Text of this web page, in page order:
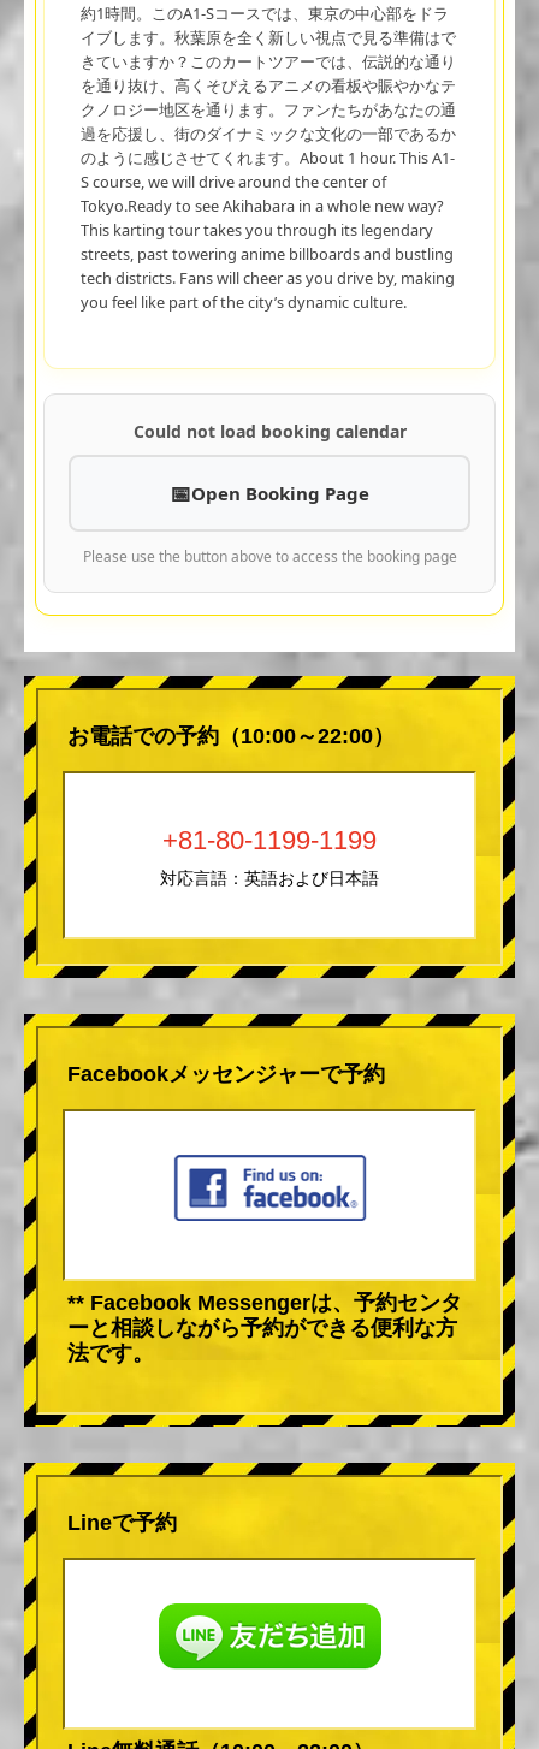
約1時間。このA1-Sコースでは、東京の中心部をドラ
イブします。秋葉原を全く新しい視点で見る準備はで
きていますか？このカートツアーでは、伝説的な通り
を通り抜け、高くそびえるアニメの看板や賑やかなテ
クノロジー地区を通ります。ファンたちがあなたの通
過を応援し、街のダイナミックな文化の一部であるか
のように感じさせてくれます。About 1 hour. This A1-
S course, we will drive around the center of
Tokyo.Ready to see Akihabara in a whole new way?
This karting tour takes you through its legendary
streets, past towering anime billboards and bustling
tech districts. Fans will cheer as you drive by, making
you feel like part of the city’s dynamic culture.
Could not load booking calendar
Open Booking Page
Please use the button above to access the booking page
お電話での予約（10:00～22:00）
+81-80-1199-1199
対応言語：英語および日本語
Facebookメッセンジャーで予約
** Facebook Messengerは、予約センタ
ーと相談しながら予約ができる便利な方
法です。
Lineで予約